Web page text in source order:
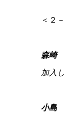
＜２
森崎
加入
小島